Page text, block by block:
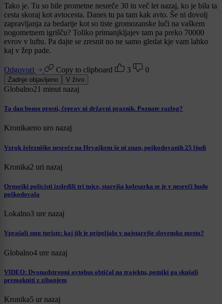
Tako je. Tu so bile prometne nesreče 30 in več let nazaj, ko je bila ta
cesta skoraj kot avtocesta. Danes tu pa tam kak avto. Še ni dovolj
zapravljanja za bedarije kot so tiste gromozanske luči na vaškem
nogometnem igrišču? Toliko primanjkljajev tam pa preko 70000
evrov v luftu. Pa dajte se zresnit no ne samo gledat kje vam lahko
kaj v žep pade.
Odgovori Copy to clipboard 3 0
Zadnje objavljeno V živo
Globalno21 minut nazaj
Ta dan bomo prosti, čeprav ni državni praznik. Poznate razlog?
Kronikaeno uro nazaj
Vzrok železniške nesreče na Hrvaškem še ni znan, poškodovanih 25 ljudi
Kronika2 uri nazaj
Ormoški policisti izsledili tri tujce, starejša kolesarka se je v nesreči hudo
poškodovala
Lokalno3 ure nazaj
Vprašali smo turiste: kaj jih je pripeljalo v najstarejše slovensko mesto?
Globalno4 ure nazaj
VIDEO: Dvonadstropni avtobus obtičal na trajektu, potniki ga skušali
premakniti z zibanjem
Kronika5 ur nazaj